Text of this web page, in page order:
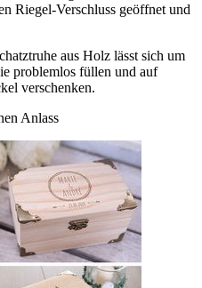
Riegel-Verschluss geöffnet und
aus Holz lässt sich um
problemlos füllen und auf
verschenken.
Anlass